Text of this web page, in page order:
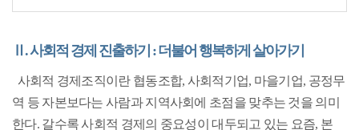
Ⅱ. 사회적 경제 진출하기 : 더불어 행복하게 살아가기
사회적 경제조직이란 협동조합, 사회적기업, 마을기업, 공정무
역 등 자본보다는 사람과 지역사회에 초점을 맞추는 것을 의미
한다. 갈수록 사회적 경제의 중요성이 대두되고 있는 요즘, 본